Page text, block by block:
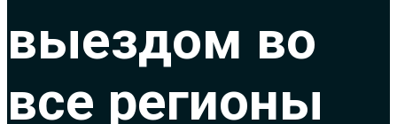
выездом во
все регионы